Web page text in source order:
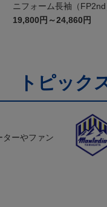
ニフォーム長袖（FP2nd
19,800円～24,860円
トピック
ターやファン